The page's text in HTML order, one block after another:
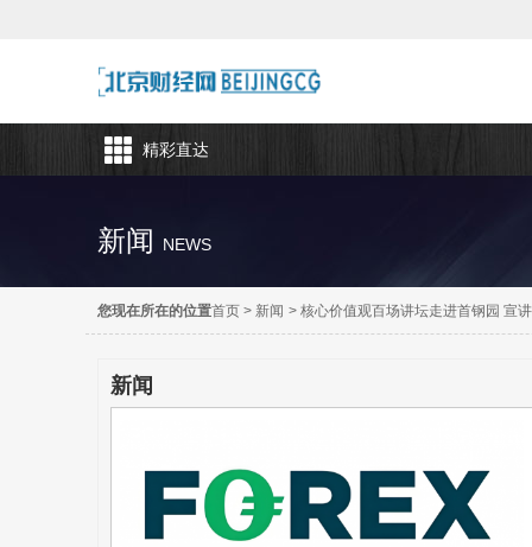
精彩直达
新闻 NEWS
您现在所在的位置首页 > 新闻 > 核心价值观百场讲坛走进首钢园 宣
新闻